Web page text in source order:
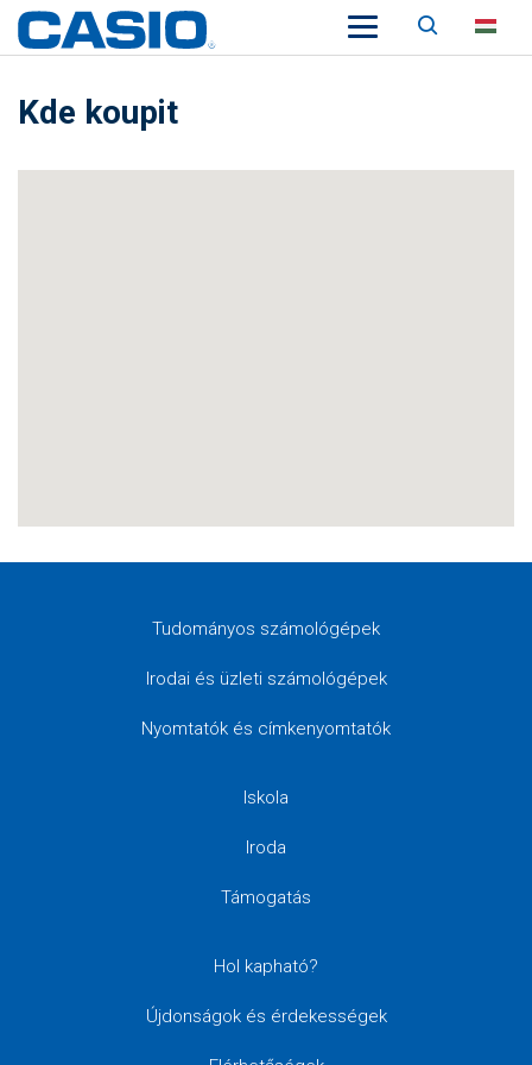
Keresés
Kde koupit
Tudományos számológépek
Irodai és üzleti számológépek
Nyomtatók és címkenyomtatók
Iskola
Iroda
Támogatás
Hol kapható?
Újdonságok és érdekességek